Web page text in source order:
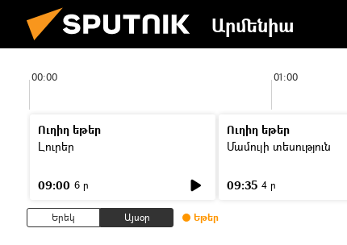
Արմենիա
00:00 01:00
Ուղիղ եթեր
Լուրեր
09:00 6 ր
Ուղիղ եթեր
Մամուլի տեսություն
09:35 4 ր
Երեկ Այսօր Եթեր